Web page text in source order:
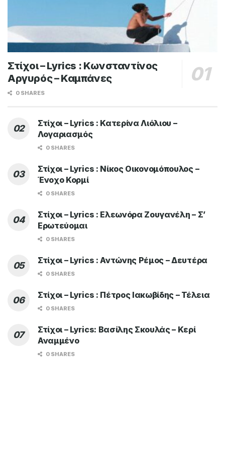
Στίχοι – Lyrics : Κωνσταντίνος
Αργυρός – Καμπάνες
0 SHARES
Στίχοι – Lyrics : Κατερίνα Λιόλιου –
Λογαριασμός
0 SHARES
Στίχοι – Lyrics : Νίκος Οικονομόπουλος –
Ένοχο Κορμί
0 SHARES
Στίχοι – Lyrics : Ελεωνόρα Ζουγανέλη – Σ’
Ερωτεύομαι
0 SHARES
Στίχοι – Lyrics : Αντώνης Ρέμος – Δευτέρα
0 SHARES
Στίχοι – Lyrics : Πέτρος Ιακωβίδης – Τέλεια
0 SHARES
Στίχοι – Lyrics: Βασίλης Σκουλάς – Κερί
Αναμμένο
0 SHARES